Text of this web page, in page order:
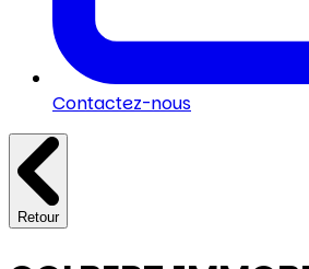
Contactez-nous
Retour